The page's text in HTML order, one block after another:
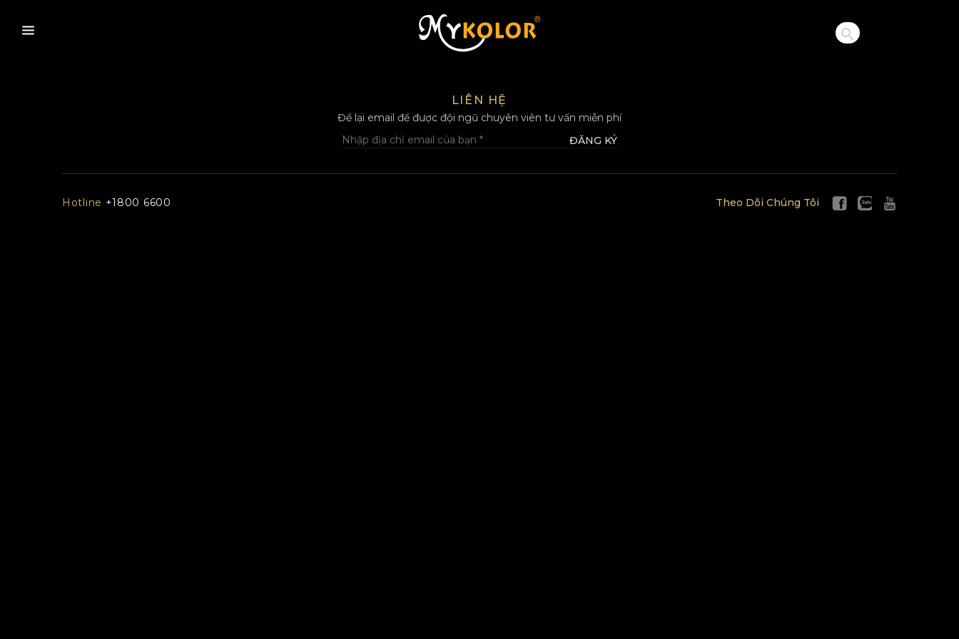
MYKOLOR
LIÊN HỆ
Để lại email để được đội ngũ chuyên viên tư vấn miễn phí
ĐĂNG KÝ
Hotline +1800 6600 Theo Dõi Chúng Tôi